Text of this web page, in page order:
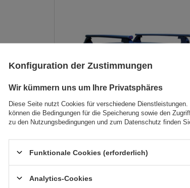
Konfiguration der Zustimmungen
Wir kümmern uns um Ihre Privatsphäres
Diese Seite nutzt Cookies für verschiedene Dienstleistungen.
können die Bedingungen für die Speicherung sowie den
zu den Nutzungsbedingungen und zum Datenschutz finden
Funktionale Cookies (erforderlich)
Analytics-Cookies